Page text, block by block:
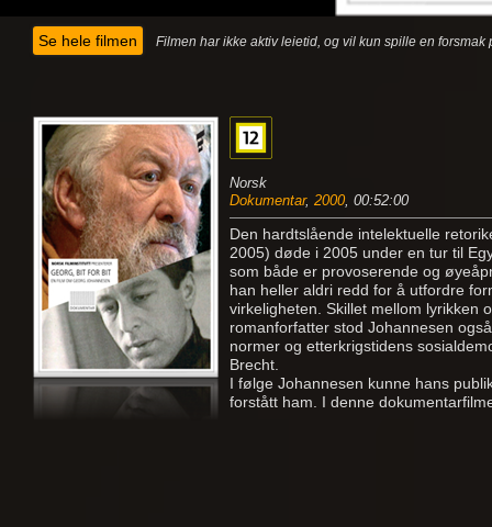
Se hele filmen Filmen har ikke aktiv leietid, og vil kun spille en forsmak
Norsk
Dokumentar, 2000, 00:52:00
Den hardtslående intelektuelle
2005) døde i 2005 under en tur til
som både er provoserende og
han heller aldri redd for å utfordre
virkeligheten. Skillet mellom lyrikken
romanforfatter stod Johannesen
normer og etterkrigstidens
Brecht.
I følge Johannesen kunne hans
forstått ham. I denne